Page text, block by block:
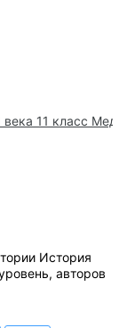
История
авторов